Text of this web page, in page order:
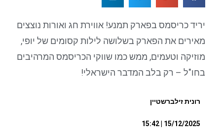
יריד כריסמס בפארק תמנע! אווירת חג ואורות נוצצים
מאירים את הפארק בשלושה לילות קסומים של יופי,
מוזיקה וטעמים, ממש כמו שווקי הכריסמס המרהיבים
בחו"ל – רק בלב המדבר הישראלי!
רונית זילברשטיין
15/12/2025 | 15:42